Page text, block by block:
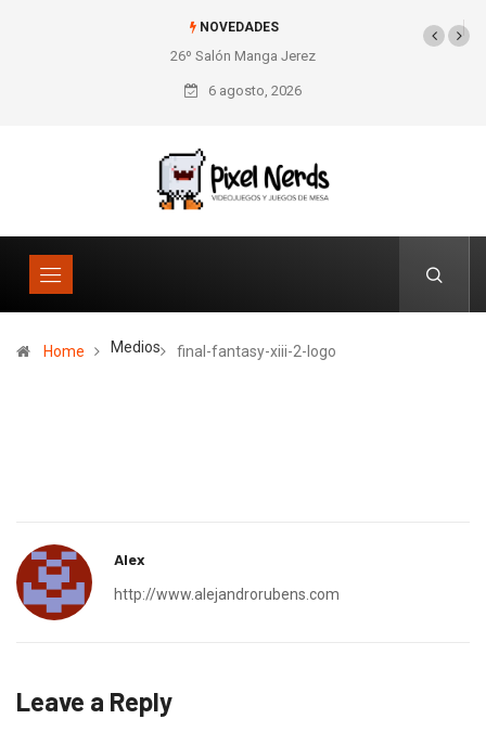
NOVEDADES
26º Salón Manga Jerez
6 agosto, 2026
Home Medios final-fantasy-xiii-2-logo
Alex
http://www.alejandrorubens.com
Leave a Reply